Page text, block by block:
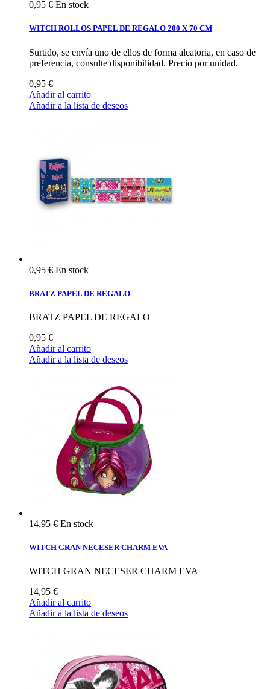
0,95 € En stock
WITCH ROLLOS PAPEL DE REGALO 200 X 70 CM
Surtido, se envía uno de ellos de forma aleatoria, en caso de
preferencia, consulte disponibilidad. Precio por unidad.
0,95 €
Añadir al carrito
Añadir a la lista de deseos
0,95 € En stock
BRATZ PAPEL DE REGALO
BRATZ PAPEL DE REGALO
0,95 €
Añadir al carrito
Añadir a la lista de deseos
14,95 € En stock
WITCH GRAN NECESER CHARM EVA
WITCH GRAN NECESER CHARM EVA
14,95 €
Añadir al carrito
Añadir a la lista de deseos